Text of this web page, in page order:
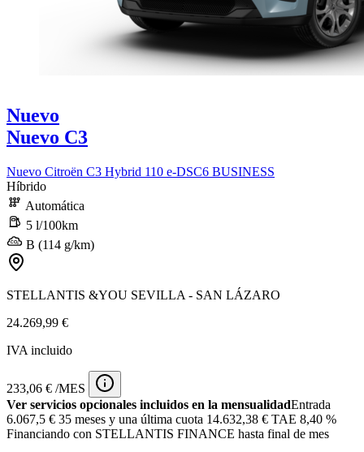
Nuevo
Nuevo C3
Nuevo Citroën C3 Hybrid 110 e-DSC6 BUSINESS
Híbrido
Automática
5 l/100km
B (114 g/km)
STELLANTIS &YOU SEVILLA - SAN LÁZARO
24.269,99 €
IVA incluido
233,06 € /MES
Ver servicios opcionales incluidos en la mensualidadEntrada
6.067,5 € 35 meses y una última cuota 14.632,38 € TAE 8,40 %
Financiando con STELLANTIS FINANCE hasta final de mes